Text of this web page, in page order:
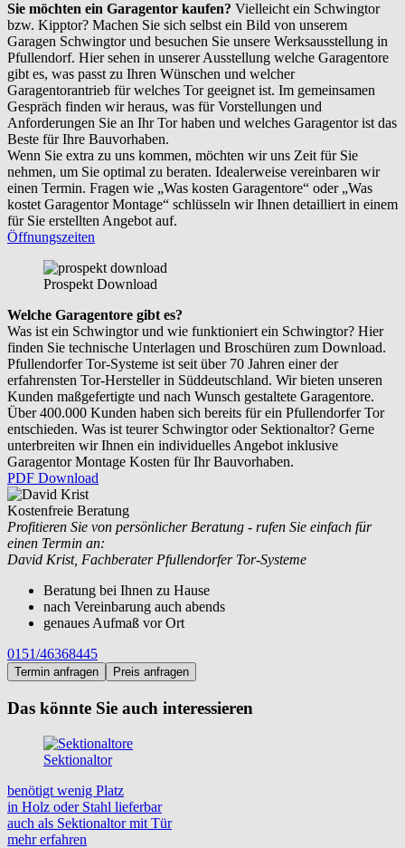
Sie möchten ein Garagentor kaufen? Vielleicht ein Schwingtor
bzw. Kipptor? Machen Sie sich selbst ein Bild von unserem
Garagen Schwingtor und besuchen Sie unsere Werksausstellung in
Pfullendorf. Hier sehen in unserer Ausstellung welche Garagentore
gibt es, was passt zu Ihren Wünschen und welcher
Garagentorantrieb für welches Tor geeignet ist. Im gemeinsamen
Gespräch finden wir heraus, was für Vorstellungen und
Anforderungen Sie an Ihr Tor haben und welches Garagentor ist das
Beste für Ihre Bauvorhaben.
Wenn Sie extra zu uns kommen, möchten wir uns Zeit für Sie
nehmen, um Sie optimal zu beraten. Idealerweise vereinbaren wir
einen Termin. Fragen wie „Was kosten Garagentore“ oder „Was
kostet Garagentor Montage“ schlüsseln wir Ihnen detailliert in einem
für Sie erstellten Angebot auf.
Öffnungszeiten
Prospekt Download
Welche Garagentore gibt es?
Was ist ein Schwingtor und wie funktioniert ein Schwingtor? Hier
finden Sie technische Unterlagen und Broschüren zum Download.
Pfullendorfer Tor-Systeme ist seit über 70 Jahren einer der
erfahrensten Tor-Hersteller in Süddeutschland. Wir bieten unseren
Kunden maßgefertigte und nach Wunsch gestaltete Garagentore.
Über 400.000 Kunden haben sich bereits für ein Pfullendorfer Tor
entschieden. Was ist teurer Schwingtor oder Sektionaltor? Gerne
unterbreiten wir Ihnen ein individuelles Angebot inklusive
Garagentor Montage Kosten für Ihr Bauvorhaben.
PDF Download
Kostenfreie Beratung
Profitieren Sie von persönlicher Beratung - rufen Sie einfach für
einen Termin an:
David Krist, Fachberater Pfullendorfer Tor-Systeme
Beratung bei Ihnen zu Hause
nach Vereinbarung auch abends
genaues Aufmaß vor Ort
0151/46368445
Termin anfragen Preis anfragen
Das könnte Sie auch interessieren
Sektionaltor
benötigt wenig Platz
in Holz oder Stahl lieferbar
auch als Sektionaltor mit Tür
mehr erfahren